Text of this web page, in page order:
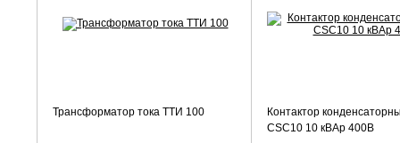
Трансформатор тока ТТИ 100
Контактор
CSC10 10 кВАр 400В